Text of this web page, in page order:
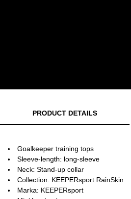
PRODUCT DETAILS
Goalkeeper training tops
Sleeve-length: long-sleeve
Neck: Stand-up collar
Collection: KEEPERsport RainSkin
Marka: KEEPERsport